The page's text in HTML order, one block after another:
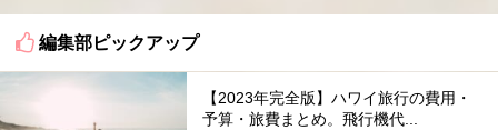
編集部ピックアップ
【2023年完全版】ハワイ旅行の費用・
予算・旅費まとめ。飛行機代...